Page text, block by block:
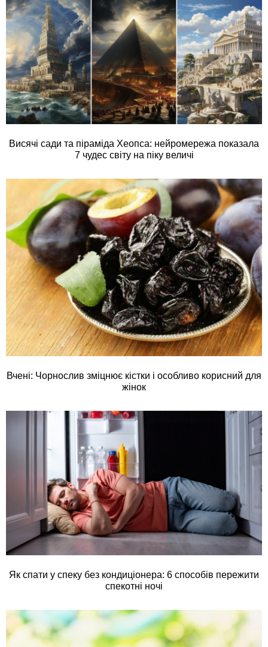
Висячі сади та піраміда Хеопса: нейромережа показала
7 чудес світу на піку величі
Вчені: Чорнослив зміцнює кістки і особливо корисний для
жінок
Як спати у спеку без кондиціонера: 6 способів пережити
спекотні ночі